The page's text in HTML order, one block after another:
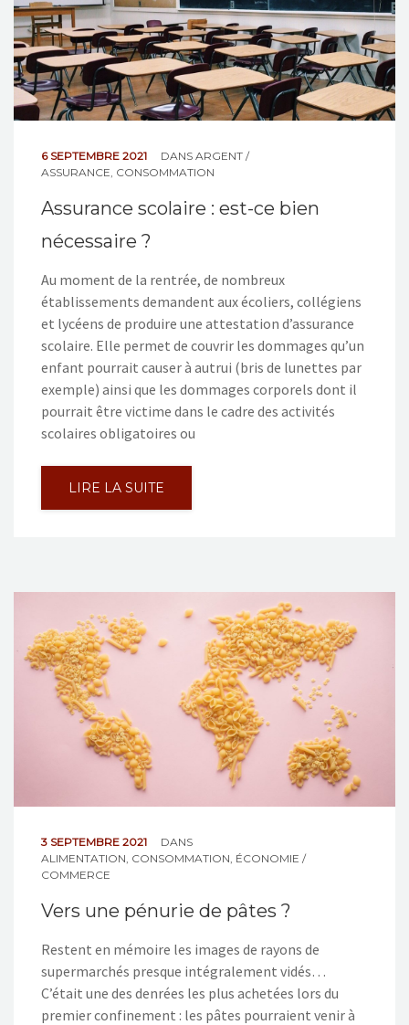
6 SEPTEMBRE 2021 DANS ARGENT /
ASSURANCE, CONSOMMATION
Assurance scolaire : est-ce bien
nécessaire ?
Au moment de la rentrée, de nombreux
établissements demandent aux écoliers, collégiens
et lycéens de produire une attestation d’assurance
scolaire. Elle permet de couvrir les dommages qu’un
enfant pourrait causer à autrui (bris de lunettes par
exemple) ainsi que les dommages corporels dont il
pourrait être victime dans le cadre des activités
scolaires obligatoires ou
LIRE LA SUITE
3 SEPTEMBRE 2021
DANS
ALIMENTATION CONSOMMATION ÉCONOMIE /
COMMERCE
Vers une pénurie de pâtes ?
Restent en mémoire les images de rayons de
supermarchés presque intégralement vidés…
C’était une des denrées les plus achetées lors du
premier confinement : les pâtes pourraient venir à